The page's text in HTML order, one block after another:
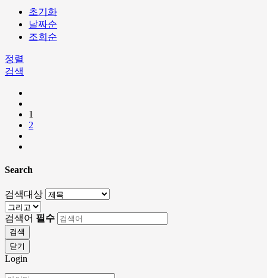
초기화
날짜순
조회순
정렬
검색
1
2
Search
검색대상
검색어 필수
검색
닫기
Login